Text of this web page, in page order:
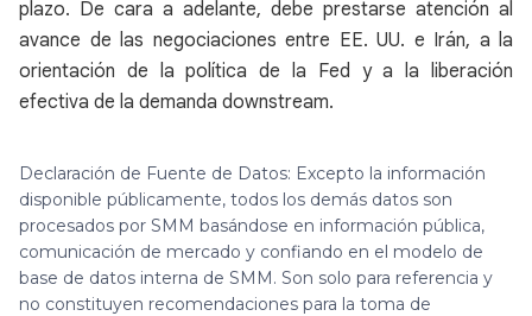
plazo. De cara a adelante, debe prestarse atención al
avance de las negociaciones entre EE. UU. e Irán, a la
orientación de la política de la Fed y a la liberación
efectiva de la demanda downstream.
Declaración de Fuente de Datos: Excepto la información
disponible públicamente, todos los demás datos son
procesados por SMM basándose en información pública,
comunicación de mercado y confiando en el modelo de
base de datos interna de SMM. Son solo para referencia y
no constituyen recomendaciones para la toma de